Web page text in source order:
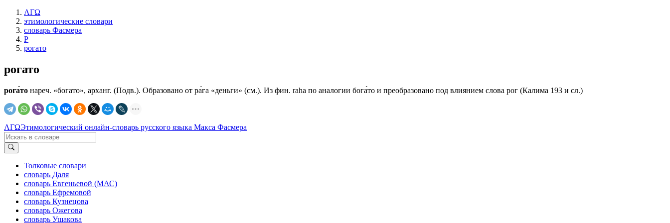
ΛΓΩ
этимологические словари
словарь Фасмера
Р
рогато
рогато
рога́то нареч. «богато», арханг. (Подв.). Образовано от ра́га «деньги» (см.). Из фин. raha по аналогии бога́то и преобразовано под влиянием слова рог (Калима 193 и сл.)
ΛΓΩЭтимологический онлайн-словарь русского языка Макса Фасмера
Толковые словари
словарь Даля
словарь Евгеньевой (МАС)
словарь Ефремовой
словарь Кузнецова
словарь Ожегова
словарь Ушакова